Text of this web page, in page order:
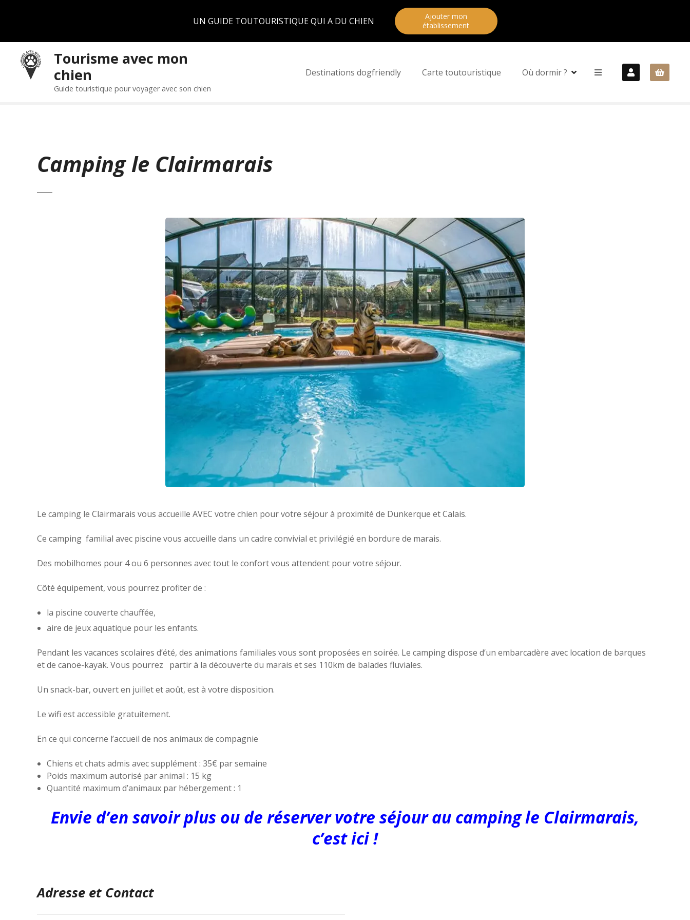
UN GUIDE TOUTOURISTIQUE QUI A DU CHIEN
Ajouter mon
établissement
Tourisme avec mon
chien
Guide touristique pour voyager avec son chien
Destinations dogfriendly Carte toutouristique Où dormir ?
Camping le Clairmarais
Le camping le Clairmarais vous accueille AVEC votre chien pour votre séjour à proximité de Dunkerque et Calais.
Ce camping familial avec piscine vous accueille dans un cadre convivial et privilégié en bordure de marais.
Des mobilhomes pour 4 ou 6 personnes avec tout le confort vous attendent pour votre séjour.
Côté équipement, vous pourrez profiter de :
la piscine couverte chauffée,
aire de jeux aquatique pour les enfants.
Pendant les vacances scolaires d’été, des animations familiales vous sont proposées en soirée. Le camping dispose d’un embarcadère avec location de barques
et de canoë-kayak. Vous pourrez partir à la découverte du marais et ses 110km de balades fluviales.
Un snack-bar, ouvert en juillet et août, est à votre disposition.
Le wifi est accessible gratuitement.
En ce qui concerne l’accueil de nos animaux de compagnie
Chiens et chats admis avec supplément : 35€ par semaine
Poids maximum autorisé par animal : 15 kg
Quantité maximum d’animaux par hébergement : 1
Envie d’en savoir plus ou de réserver votre séjour au camping le Clairmarais,
c’est ici !
Adresse et Contact